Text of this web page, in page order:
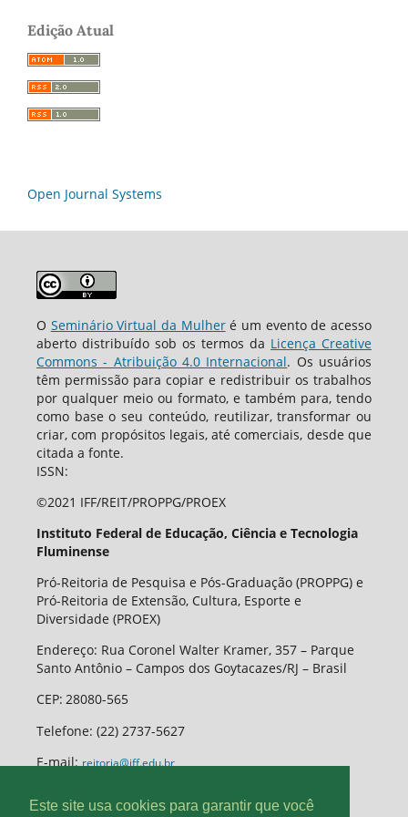
Este site usa cookies para garantir que você
Edição Atual
Open Journal Systems
O Seminário Virtual da Mulheré um evento de acesso
aberto distribuído sob os termos da Licença Creative
Commons - Atribuição 4.0 Internacional. Os usuários
têm permissão para copiar e redistribuir os trabalhos
por qualquer meio ou formato, e também para, tendo
como base o seu conteúdo, reutilizar, transformar ou
criar, com propósitos legais, até comerciais, desde que
citada a fonte.
ISSN:
©2021 IFF/REIT/PROPPG/PROEX
Instituto Federal de Educação, Ciência e Tecnologia
Fluminense
Pró-Reitoria de Pesquisa e Pós-Graduação (PROPPG) e
Pró-Reitoria de Extensão, Cultura, Esporte e
Diversidade (PROEX)
Endereço: Rua Coronel Walter Kramer, 357 – Parque
Santo Antônio – Campos dos Goytacazes/RJ – Brasil
CEP: 28080-565
Telefone: (22) 2737-5627
E-mail:reitoria@iff.edu.br